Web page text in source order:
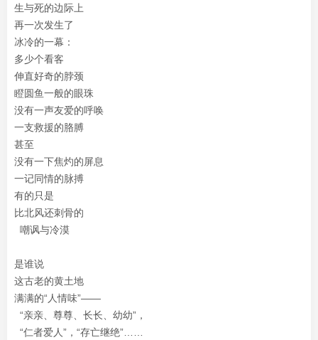
生与死的边际上
再一次发生了
冰冷的一幕：
多少个看客
伸直好奇的脖颈
瞪圆鱼一般的眼珠
没有一声友爱的呼唤
一支救援的胳膊
甚至
没有一下焦灼的屏息
一记同情的脉搏
有的只是
比北风还刺骨的
嘲讽与冷漠
是谁说
这古老的黄土地
满满的“人情味”——
“亲亲、尊尊、长长、幼幼”，
“仁者爱人”，“存亡继绝”……